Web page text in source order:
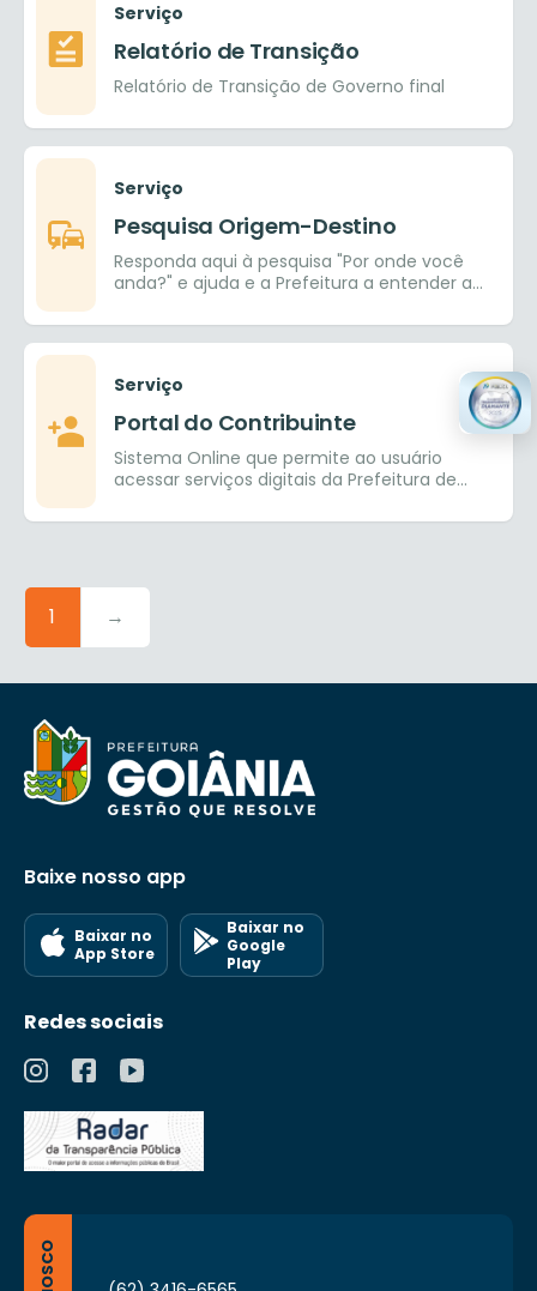
Serviço
Relatório de Transição
Relatório de Transição de Governo final
Serviço
Pesquisa Origem-Destino
Responda aqui à pesquisa "Por onde você
anda?" e ajuda e a Prefeitura a entender a
Serviço
Portal do Contribuinte
Sistema Online que permite ao usuário
acessar serviços digitais da Prefeitura de
1 →
Baixe nosso app
Baixar no
App Store
Baixar no
Google
Play
Redes sociais